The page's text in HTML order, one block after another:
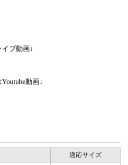
ブ動画↓
動画↓
適応サイズ